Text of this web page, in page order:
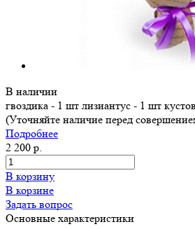
В наличии
гвоздика - 1 шт лизиантус - 1 шт
(Уточняйте наличие перед
Подробнее
2 200 р.
В корзину
В корзине
Задать вопрос
Основные характеристики